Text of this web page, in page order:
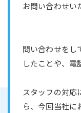
お問い合わせい
問い合わせをし
したことや、電
スタッフの対応
ら、今回当社に